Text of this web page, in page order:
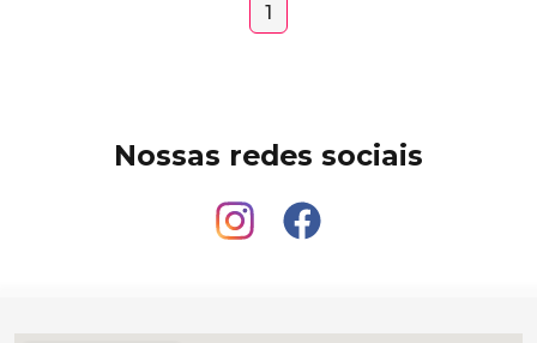
1
Nossas redes sociais